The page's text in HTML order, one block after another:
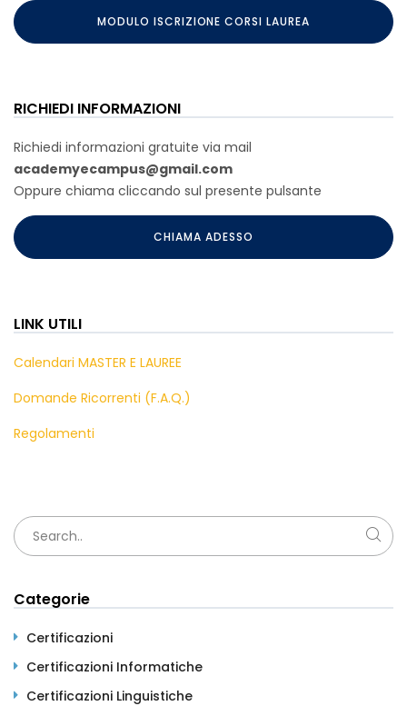
MODULO ISCRIZIONE CORSI LAUREA
RICHIEDI INFORMAZIONI
Richiedi informazioni gratuite via mail
academyecampus@gmail.com
Oppure chiama cliccando sul presente pulsante
CHIAMA ADESSO
LINK UTILI
Calendari MASTER E LAUREE
Domande Ricorrenti (F.A.Q.)
Regolamenti
Categorie
Certificazioni
Certificazioni Informatiche
Certificazioni Linguistiche